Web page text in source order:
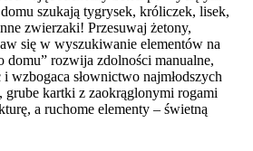
szukają tygrysek, króliczek, lisek,
zwierzaki! Przesuwaj żetony,
się w wyszukiwanie elementów na
domu” rozwija zdolności manualne,
wzbogaca słownictwo najmłodszych
grube kartki z zaokrąglonymi rogami
a ruchome elementy – świetną